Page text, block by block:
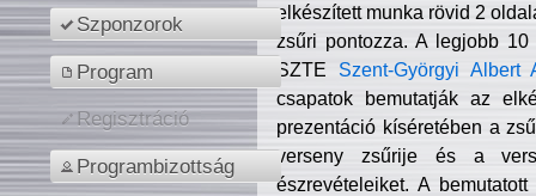
Szponzorok
Program
Regisztráció
Programbizottság
elkészített munka rövid 2
zsűri pontozza. A legjobb
SZTE Szent-Györgyi Albert
csapatok bemutatják az
prezentáció kíséretében a
verseny zsűrije és a
észrevételeiket. A